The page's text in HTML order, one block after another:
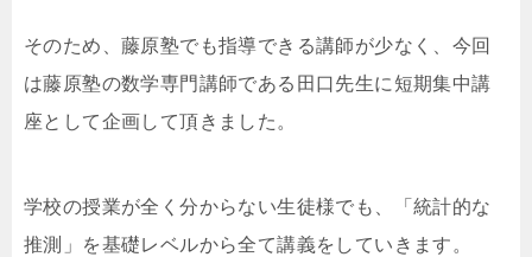
そのため、藤原塾でも指導できる講師が少なく、今回
は藤原塾の数学専門講師である田口先生に短期集中講
座として企画して頂きました。
学校の授業が全く分からない生徒様でも、「統計的な
推測」を基礎レベルから全て講義をしていきます。